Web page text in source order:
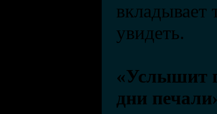
вкладывает
увидеть.
«Услышит
дни